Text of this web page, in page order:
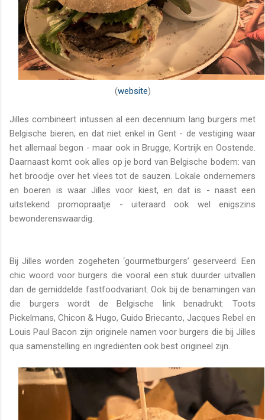
(website)
Jilles combineert intussen al een decennium lang burgers met
Belgische bieren, en dat niet enkel in Gent - de vestiging waar
het allemaal begon - maar ook in Brugge, Kortrijk en Oostende.
Daarnaast komt ook alles op je bord van Belgische bodem: van
het broodje over het vlees tot de sauzen. Lokale ondernemers
en boeren is waar Jilles voor kiest, en dat is - naast een
uitstekend promopraatje - uiteraard ook wel enigszins
bewonderenswaardig.
Bij Jilles worden zogeheten ‘gourmetburgers’ geserveerd. Een
chic woord voor burgers die vooral een stuk duurder uitvallen
dan de gemiddelde fastfoodvariant. Ook bij de benamingen van
die burgers wordt de Belgische link benadrukt: Toots
Pickelmans, Chicon & Hugo, Guido Briecanto, Jacques Rebel en
Louis Paul Bacon zijn originele namen voor burgers die bij Jilles
qua samenstelling en ingrediënten ook best origineel zijn.